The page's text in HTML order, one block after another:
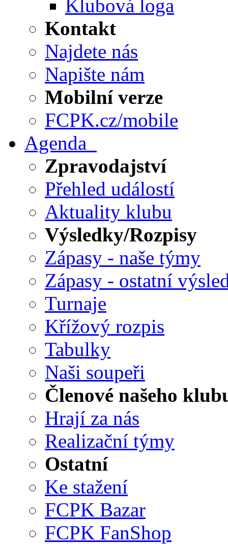
Klubová loga
Kontakt
Najdete nás
Napište nám
Mobilní verze
FCPK.cz/mobile
Agenda
Zpravodajství
Přehled událostí
Aktuality klubu
Výsledky/Rozpisy
Zápasy - naše týmy
Zápasy - ostatní
Turnaje
Křížový rozpis
Tabulky
Naši soupeři
Členové našeho
Hrají za nás
Realizační týmy
Ostatní
Ke stažení
FCPK Bazar
FCPK FanShop